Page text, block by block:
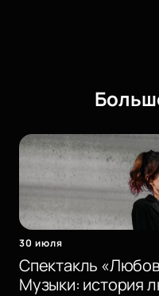
30 июля
Спектакль
Музыки: история